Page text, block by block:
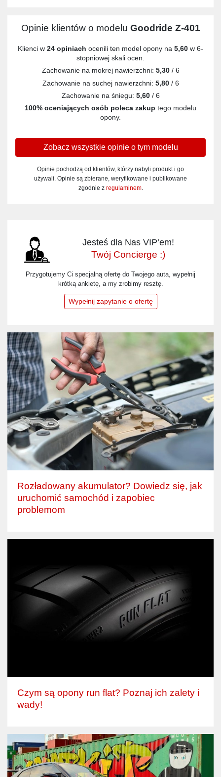
Opinie klientów o modelu Goodride Z-401
Klienci w 24 opiniach ocenili ten model opony na 5,60 w 6-
stopniowej skali ocen.
Zachowanie na mokrej nawierzchni: 5,30/ 6
Zachowanie na suchej nawierzchni: 5,80/ 6
Zachowanie na śniegu: 5,60/ 6
100% oceniających osób poleca zakup tego modelu
opony.
Zobacz wszystkie opinie o tym modelu
Opinie pochodzą od klientów, którzy nabyli produkt i go
używali. Opinie są zbierane, weryfikowane i publikowane
zgodnie z regulaminem.
Jesteś dla Nas VIP’em!
Twój Concierge :)
Przygotujemy Ci specjalną ofertę do Twojego auta, wypełnij
krótką ankietę, a my zrobimy resztę.
Wypełnij zapytanie o ofertę
Rozładowany akumulator? Dowiedz się, jak
uruchomić samochód i zapobiec
problemom
Czym są opony run flat? Poznaj ich zalety i
wady!